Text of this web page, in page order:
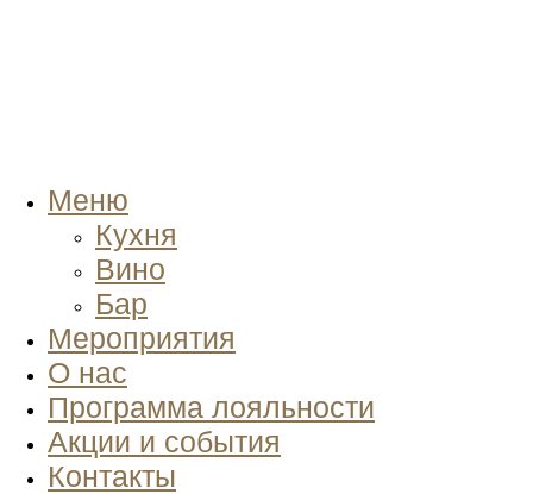
Меню
Кухня
Вино
Бар
Мероприятия
О нас
Программа лояльности
Акции и события
Контакты